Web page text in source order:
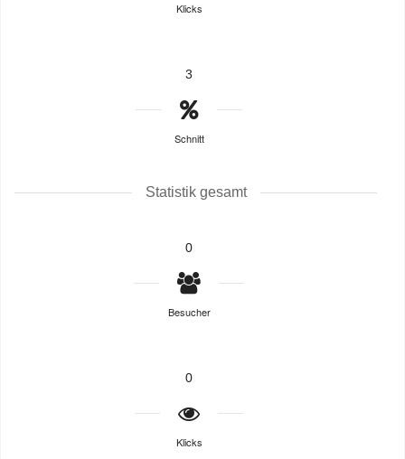
Klicks
3
Schnitt
Statistik gesamt
0
Besucher
0
Klicks